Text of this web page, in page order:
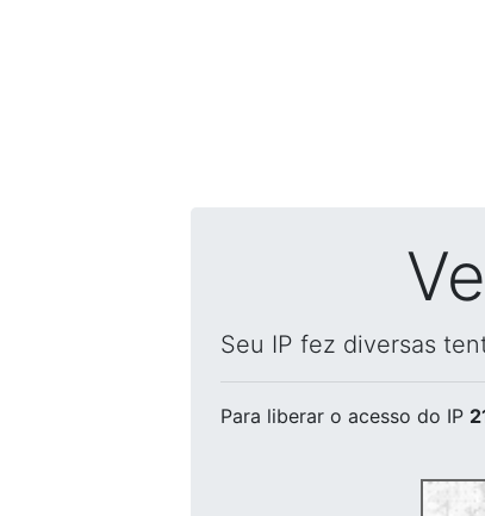
Seu IP fez diversas
Para liberar o acesso do IP